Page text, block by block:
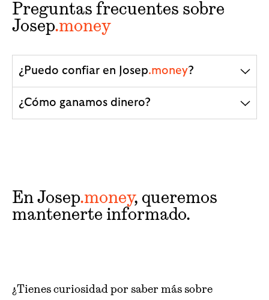
Preguntas frecuentes sobre
Josep.money
¿Puedo confiar en Josep.money?
¿Cómo ganamos dinero?
En Josep.money, queremos
mantenerte informado.
¿Tienes curiosidad por saber más sobre